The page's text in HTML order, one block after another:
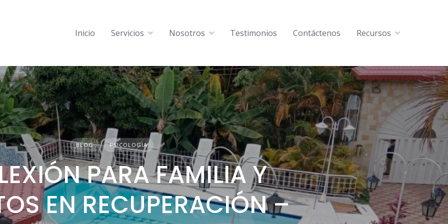
Inicio Servicios Nosotros Testimonios Contáctenos Recursos
BLOG PSICOLOGIA
PARA FAMILIA Y
EN RECUPERACIÓN –